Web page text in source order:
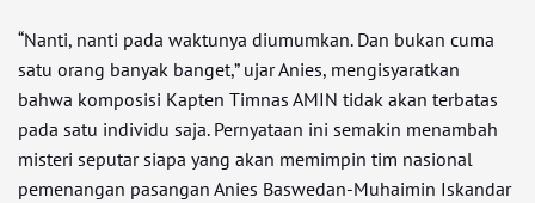
“Nanti, nanti pada waktunya diumumkan. Dan bukan cuma
satu orang banyak banget,” ujar Anies, mengisyaratkan
bahwa komposisi Kapten Timnas AMIN tidak akan terbatas
pada satu individu saja. Pernyataan ini semakin menambah
misteri seputar siapa yang akan memimpin tim nasional
pemenangan pasangan Anies Baswedan-Muhaimin Iskandar